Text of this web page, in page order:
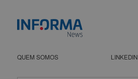
QUEM SOMOS LINKEDIN